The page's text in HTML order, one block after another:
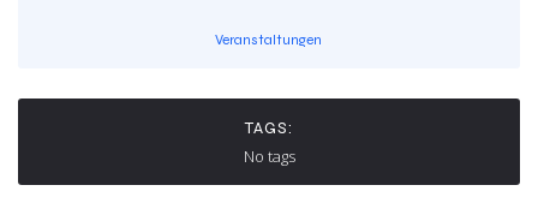
Veranstaltungen
TAGS:
No tags